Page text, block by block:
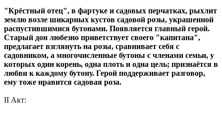
"Крёстный отец", в фартуке и садовых перчатках, рыхлит
землю возле шикарных кустов садовой розы, украшенной
распустившимися бутонами. Появляется главный герой.
Старый дон любезно приветствует своего "капитана",
предлагает взглянуть на розы, сравнивает себя с
садовником, а многочисленные бутоны с членами семьи, у
которых один корень, одна плоть и одна цель; признаётся в
любви к каждому бутону. Герой поддерживает разговор,
ему тоже нравится садовая роза.
II Акт: